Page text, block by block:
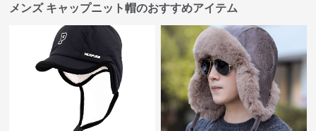
メンズ キャップニット帽のおすすめアイテム